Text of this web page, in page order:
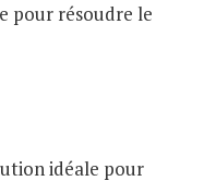
pour résoudre le
idéale pour